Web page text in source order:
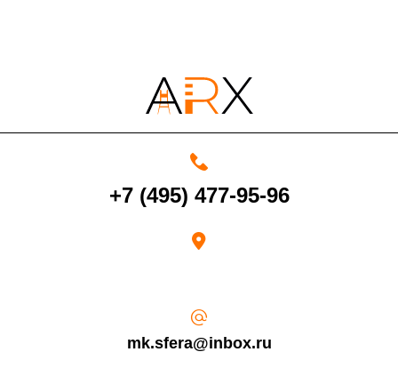
Срок возврата товара надлежащего качества составляет 30 дней с
счет в течение 5-30 рабочих дней (срок зависит от банка, который
выдал Вашу банковскую карту).+7 (495) 477-95-96
mk.sfera@inbox.ru